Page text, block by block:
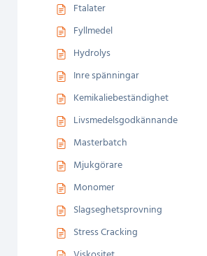
Ftalater
Fyllmedel
Hydrolys
Inre spänningar
Kemikaliebeständighet
Livsmedelsgodkännande
Masterbatch
Mjukgörare
Monomer
Slagseghetsprovning
Stress Cracking